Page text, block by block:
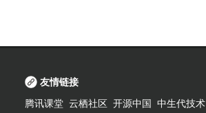
友情链接
腾讯课堂 云栖社区 开源中国 中生代技术